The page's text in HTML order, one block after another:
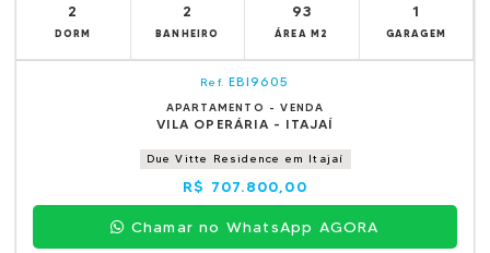
2
DORM
2
BANHEIRO
93
ÁREA M2
1
GARAGEM
Ref. EBI9605
APARTAMENTO - VENDA
VILA OPERÁRIA - ITAJAÍ
Due Vitte Residence em Itajaí
R$ 707.800,00
Chamar no WhatsApp AGORA